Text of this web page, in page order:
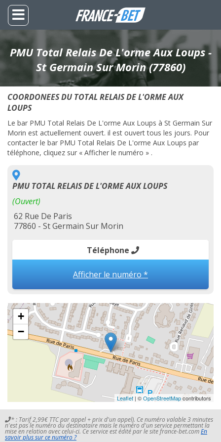
PMU Total Relais De L'orme Aux Loups -
St Germain Sur Morin (77860)
COORDONEES DU TOTAL RELAIS DE L'ORME AUX
LOUPS
Le bar PMU Total Relais De L'orme Aux Loups à St Germain Sur
Morin est actuellement ouvert. il est ouvert tous les jours. Pour
contacter le bar PMU Total Relais De L'orme Aux Loups par
téléphone, cliquez sur « Afficher le numéro » .
PMU TOTAL RELAIS DE L'ORME AUX LOUPS
(Ouvert)
62 Rue De Paris
77860 - St Germain Sur Morin
Téléphone
Afficher le numéro *
+
−
Leaflet | ©OpenStreetMapcontributors
* : Tarif 2,99€ TTC par appel + prix d'un appel). Ce numéro valable 3 minutes
n'est pas le numéro du destinataire mais le numéro d'un service permettant la
mise en relation avec celui-ci. Ce service est édité par le site france-bet.comEn
savoir plus sur ce numéro ?